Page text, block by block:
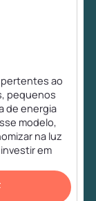
pertentes ao
pequenos
de energia
modelo,
na luz
em